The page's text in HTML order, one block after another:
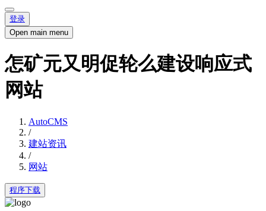
登录
Open main menu
怎矿元又明促轮么建设响应式
网站
AutoCMS
/
建站资讯
/
网站
程序下载